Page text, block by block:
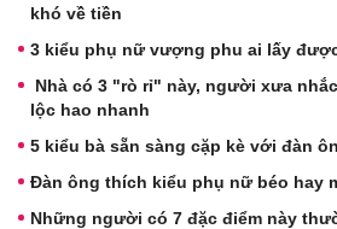
khó về tiền
3 kiểu phụ nữ vượng phu ai lấy
Nhà có 3 "rò rỉ" này, người xưa
lộc hao nhanh
5 kiểu bà sẵn sàng cặp kè với đàn
Đàn ông thích kiểu phụ nữ béo hay
Những người có 7 đặc điểm này